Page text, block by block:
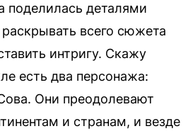
поделилась деталями
всего сюжета
интригу. Скажу
есть два персонажа:
Они преодолевают
и странам, и везде